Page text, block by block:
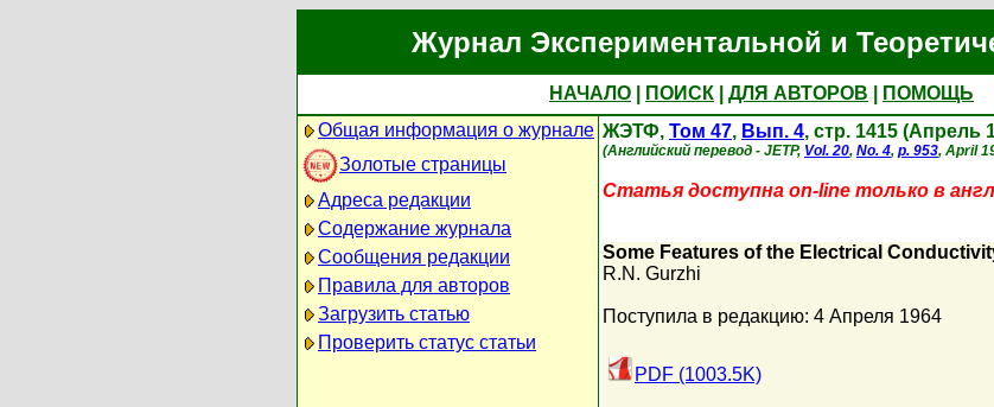
Журнал Экспериментальной и
НАЧАЛО ПОИСК ДЛЯ АВТОРОВ
ПОМОЩЬ
Общая информация о журнале
Золотые страницы
Адреса редакции
Содержание журнала
Сообщения редакции
Правила для авторов
Загрузить статью
Проверить статус статьи
ЖЭТФ, Том 47, Вып. 4, стр. 1415 (Апрель
(Английский перевод - JETP, Vol. 20, No. 4, p. 953, April
Статья доступна on-line только в
Some Features of the Electrical
R.N. Gurzhi
Поступила в редакцию: 4 Апреля 1964
PDF (1003.5K)